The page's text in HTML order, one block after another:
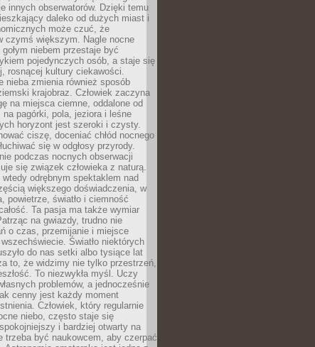
innych obserwatorów. Dzięki temu
daleko od dużych miast i
może czuć, że
czymś większym. Nagle nocne
niebem przestaje być
pojedynczych osób, a staje się
rosnącej kultury ciekawości.
nieba zmienia również sposób
krajobraz. Człowiek zaczyna
na miejsca ciemne, oddalone od
na pagórki, pola, jeziora i leśne
horyzont jest szeroki i czysty.
ciszę, doceniać chłód nocnego
się w odgłosy przyrody.
podczas nocnych obserwacji
się związek człowieka z naturą.
wtedy odrębnym spektaklem nad
większego doświadczenia, w
powietrze, światło i ciemność
Ta pasja ma także wymiar
na gwiazdy, trudno nie
o czas, przemijanie i miejsce
wszechświecie. Światło niektórych
do nas setki albo tysiące lat
to, że widzimy nie tylko przestrzeń,
To niezwykła myśl. Uczy
problemów, a jednocześnie
cenny jest każdy moment
Człowiek, który regularnie
niebo, często staje się
i bardziej otwarty na
trzeba być naukowcem, aby czerpać